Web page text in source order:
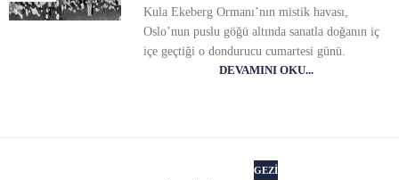
Kula Ekeberg Ormanı’nın mistik havası,
Oslo’nun puslu göğü altında sanatla doğanın iç
içe geçtiği o dondurucu cumartesi günü.
DEVAMINI OKU...
GEZI